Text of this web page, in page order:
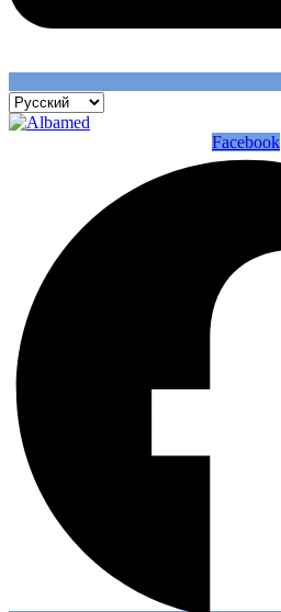
Facebook